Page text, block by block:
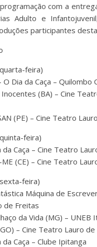
com a
Adulto e
participantes
feira)
O Dia da Caça – Quilombo
Inocentes (BA) – Cine
(PE) – Cine Teatro
feira)
da Caça – Cine Teatro
ME (CE) – Cine Teatro
feira)
Máquina de
de Freitas
da Vida (MG) – UNEB
– Cine Teatro Lauro
da Caça – Clube Ipitanga